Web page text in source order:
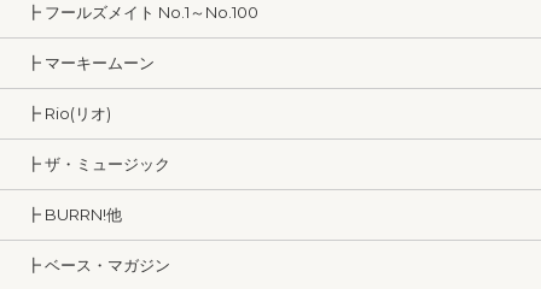
┣ フールズメイト No.1～No.100
┣ マーキームーン
┣ Rio(リオ)
┣ ザ・ミュージック
┣ BURRN!他
┣ ベース・マガジン